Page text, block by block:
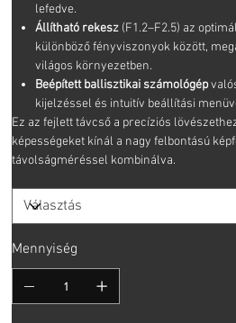
lefedve.
Állítható rekesz(F1.2–F2.5) az
különböző fényviszonyok között,
világos környezetben.
Beépített ballisztikai számológép
kijelzéssel és intuitív beállítási
Ez az fejlett távcső a precíziós
képességeket kínál a nagy felbontású
távolságméréssel kombinálva.
Mennyiség